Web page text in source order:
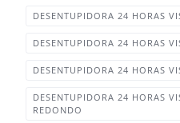
DESENTUPIDORA 24 HORAS
DESENTUPIDORA 24 HORAS
DESENTUPIDORA 24 HORAS
DESENTUPIDORA 24 HORAS
REDONDO‎